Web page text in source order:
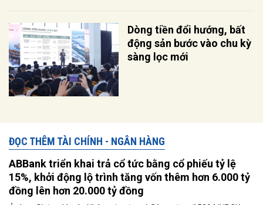
Dòng tiền đổi hướng, bất
động sản bước vào chu kỳ
sàng lọc mới
ĐỌC THÊM TÀI CHÍNH - NGÂN HÀNG
ABBank triển khai trả cổ tức bằng cổ phiếu tỷ lệ
15%, khởi động lộ trình tăng vốn thêm hơn 6.000 tỷ
đồng lên hơn 20.000 tỷ đồng